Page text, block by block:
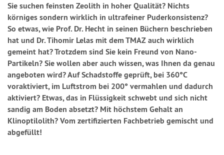
Sie suchen feinsten Zeolith in hoher Qualität? Nichts
körniges sondern wirklich in ultrafeiner Puderkonsistenz?
So etwas, wie Prof. Dr. Hecht in seinen Büchern beschrieben
hat und Dr. Tihomir Lelas mit dem TMAZ auch wirklich
gemeint hat? Trotzdem sind Sie kein Freund von Nano-
Partikeln? Sie wollen aber auch wissen, was Ihnen da genau
angeboten wird? Auf Schadstoffe geprüft, bei 360°C
voraktiviert, im Luftstrom bei 200° vermahlen und dadurch
aktiviert? Etwas, das in Flüssigkeit schwebt und sich nicht
sandig am Boden absetzt? Mit höchstem Gehalt an
Klinoptilolith? Vom zertifizierten Fachbetrieb gemischt und
abgefüllt!